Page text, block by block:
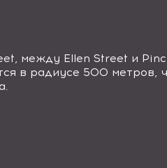
между Ellen Street и
в радиусе 500 метров,